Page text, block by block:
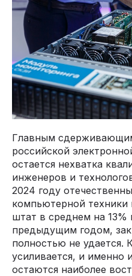
Главным
российской
остается нехватка
инженеров и
2024 году
компьютерной техники
штат в среднем на 13%
предыдущим годом,
полностью не удается.
усиливается, и именно
остаются наиболее